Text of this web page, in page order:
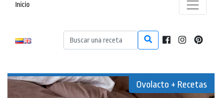
Inicio
Ovolacto + Recetas